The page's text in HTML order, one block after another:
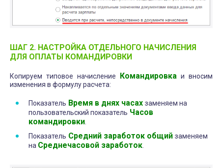
ШАГ 2. НАСТРОЙКА ОТДЕЛЬНОГО НАЧИСЛЕНИЯ
ДЛЯ ОПЛАТЫ КОМАНДИРОВКИ
Копируем типовое начисление Командировка и вносим
изменения в формулу расчета:
Показатель Время в днях часах заменяем на
пользовательский показатель Часов
командировки
Показатель Средний заработок общий заменяем
на Среднечасовой заработок